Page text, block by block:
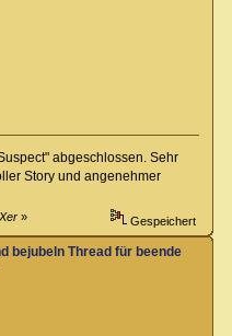
abgeschlossen. Sehr
Story und angenehmer
» Gespeichert
bejubeln Thread für beendete